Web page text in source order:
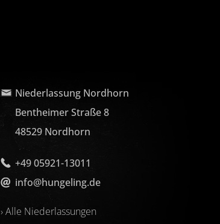
Niederlassung Nordhorn
Bentheimer Straße 8
48529 Nordhorn
+49 05921-13011
info@hungeling.de
› Alle Niederlassungen